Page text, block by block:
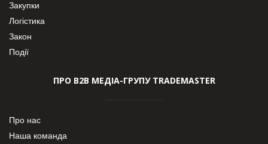
Закупки
Логістика
Закон
Події
ПРО В2В МЕДІА-ГРУПУ TRADEMASTER
Про нас
Наша команда